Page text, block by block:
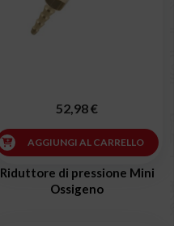
Riduttore di pressione Mini
Ossigeno
52,98 €
AGGIUNGI AL CARRELLO